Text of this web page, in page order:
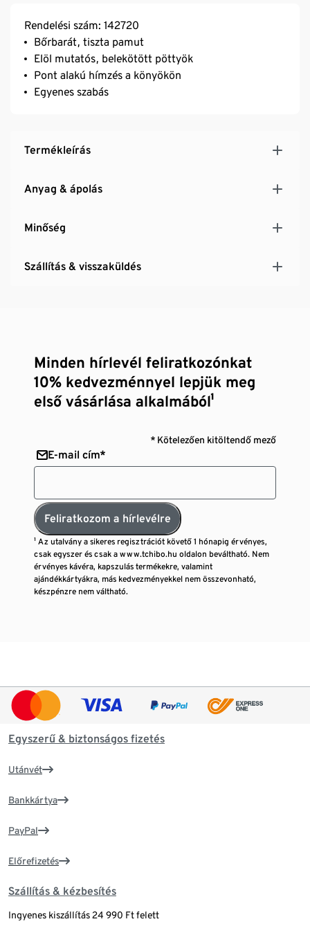
Rendelési szám: 142720
Bőrbarát, tiszta pamut
Elöl mutatós, belekötött pöttyök
Pont alakú hímzés a könyökön
Egyenes szabás
Termékleírás
Anyag & ápolás
Minőség
Szállítás & visszaküldés
Minden hírlevél feliratkozónkat
10% kedvezménnyel lepjük meg
első vásárlása alkalmából¹
* Kötelezően kitöltendő mező
E-mail cím*
Feliratkozom a hírlevélre
¹ Az utalvány a sikeres regisztrációt követő 1 hónapig érvényes,
csak egyszer és csak a www.tchibo.hu oldalon beváltható. Nem
érvényes kávéra, kapszulás termékekre, valamint
ajándékkártyákra, más kedvezményekkel nem összevonható,
készpénzre nem váltható.
Egyszerű & biztonságos fizetés
Utánvét
Bankkártya
PayPal
Előrefizetés
Szállítás & kézbesítés
Ingyenes kiszállítás 24 990 Ft felett